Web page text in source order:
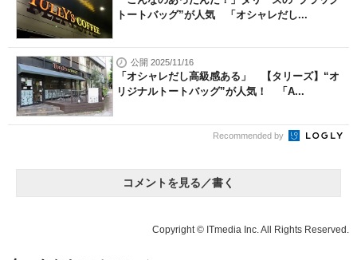
トートバッグ”が人気 「オシャレだし...
公開 2025/11/16
「オシャレだし高級感ある」 【タリーズ】“オ
リジナルトートバッグ”が人気！ 「A...
Recommended by
コメントを見る／書く
Copyright © ITmedia Inc. All Rights Reserved.